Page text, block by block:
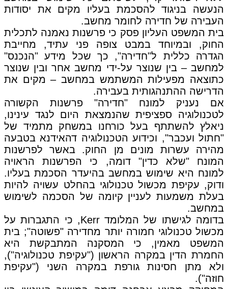
הנעשה בניגוד להסכמת בעליו מקים את יסודות
העבירה של חדירה לחומר מחשב.
בית המשפט העליון פסק כי פרשנות נאמנה לתכלית
החוק, ובמיוחד במבט צופה פני עתיד, מחייבת
הגדרה כללית ל"חדירה", כך שכל מידע "הנכנס"
למחשב – בין שנוצר על-ידי מחשב אחר ובין שנוצר
כתוצאה מפעילות המשתמש במחשב – מקים את
הדרישה ההתנהגותית בעבירה.
אם נעניק למונח "חדירה" פרשנות הקשורה
לטכנולוגיה ספציפית שהנמצאת היום לנגד עינינו,
ניאלץ להשתתף בעל כורחנו במשחק מתמיד של
"חתול ועכבר", וכידוע הטכנולוגיה דהאידנא בטבעה
מהירה עשרות מונים מן החוק. באשר לפרשנות
המונח "שלא כדין" דומה, כי הפרשנות הראויה
למונח היא שימוש במחשב בהיעדר הסכמת בעליו.
ודוק, עקיפת מכשול טכנולוגי בהחלט עשויה להיות
בעלת משמעות לעניין קיומה של הסכמה לשימוש
במחשב.
בדומה לגישתו של המלומד Kerr, כי התגברות על
מכשול טכנולוגי חמורה יותר מחדירה "פשוטה"; בית
המשפט מאמין, כי המסקנה המתבקשת היא
החמרת הדין במקרה הראשון ("עקיפת טכנולוגיה"),
ולא מתן חסינות גורפת במקרה השני ("עקיפת
חוזה").